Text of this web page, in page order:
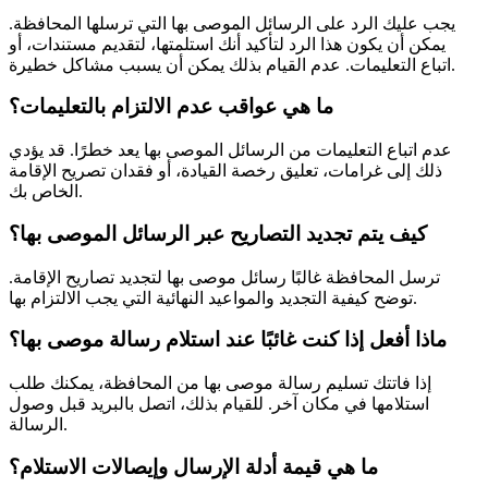
يجب عليك الرد على الرسائل الموصى بها التي ترسلها المحافظة.
يمكن أن يكون هذا الرد لتأكيد أنك استلمتها، لتقديم مستندات، أو
اتباع التعليمات. عدم القيام بذلك يمكن أن يسبب مشاكل خطيرة.
ما هي عواقب عدم الالتزام بالتعليمات؟
عدم اتباع التعليمات من الرسائل الموصى بها يعد خطرًا. قد يؤدي
ذلك إلى غرامات، تعليق رخصة القيادة، أو فقدان تصريح الإقامة
الخاص بك.
كيف يتم تجديد التصاريح عبر الرسائل الموصى بها؟
ترسل المحافظة غالبًا رسائل موصى بها لتجديد تصاريح الإقامة.
توضح كيفية التجديد والمواعيد النهائية التي يجب الالتزام بها.
ماذا أفعل إذا كنت غائبًا عند استلام رسالة موصى بها؟
إذا فاتتك تسليم رسالة موصى بها من المحافظة، يمكنك طلب
استلامها في مكان آخر. للقيام بذلك، اتصل بالبريد قبل وصول
الرسالة.
ما هي قيمة أدلة الإرسال وإيصالات الاستلام؟